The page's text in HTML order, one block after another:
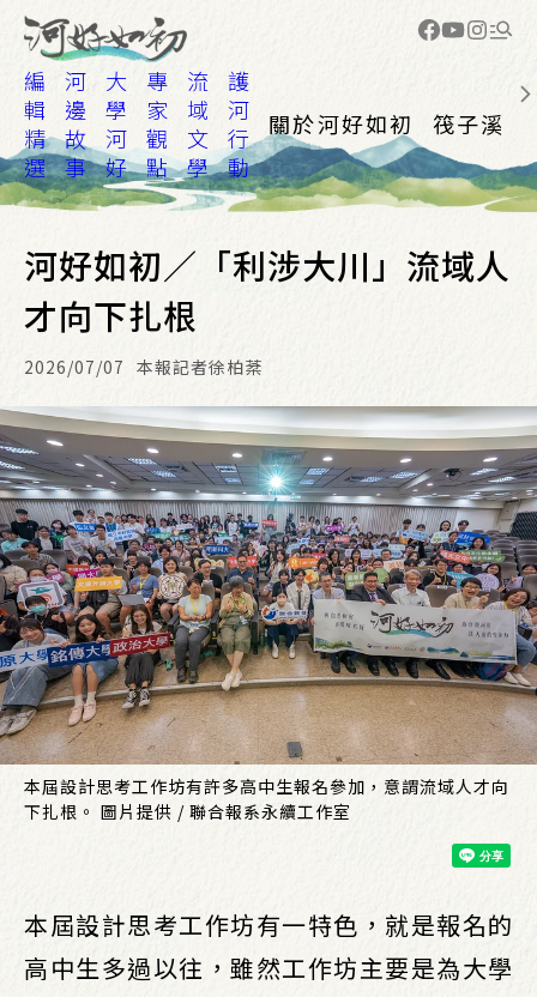
編
輯
精
選
河
邊
故
事
大
學
河
好
專
家
觀
點
流
域
文
學
護
河
行
動
關於河好如初 筏子溪
河好如初／「利涉大川」流域人
才向下扎根
2026/07/07 本報記者徐柏棻
本屆設計思考工作坊有許多高中生報名參加，意謂流域人才向
下扎根。 圖片提供 / 聯合報系永續工作室
本屆設計思考工作坊有一特色，就是報名的
高中生多過以往，雖然工作坊主要是為大學